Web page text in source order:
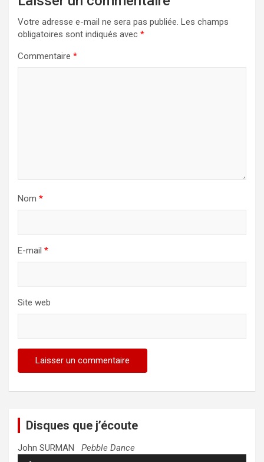
Votre adresse e-mail ne sera pas publiée. Les champs
obligatoires sont indiqués avec *
Commentaire *
Nom *
E-mail *
Site web
Disques que j’écoute
John SURMAN Pebble Dance
Lecteur